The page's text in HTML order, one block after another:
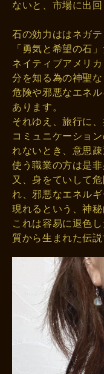
ないと、市場に出
石の効力ははネガ
「勇気と希望の石
ネイティブアメリ
分を知る為の神聖な
危険や邪悪なエネ
あります。
それゆえ、旅行に
コミュニケーショ
れないとき、意思
使う職業の方は是
又、身をていして
れ、邪悪なエネル
現れるという、神秘
これは容易に退色
質から生まれた伝説